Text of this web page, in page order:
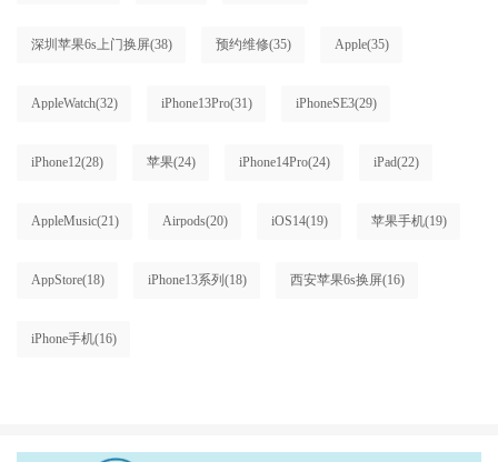
深圳苹果6s上门换屏(38) 预约维修(35) Apple(35)
AppleWatch(32) iPhone13Pro(31) iPhoneSE3(29)
iPhone12(28) 苹果(24) iPhone14Pro(24) iPad(22)
AppleMusic(21) Airpods(20) iOS14(19) 苹果手机(19)
AppStore(18) iPhone13系列 (18) 西安苹果6s换屏(16)
iPhone手机(16)